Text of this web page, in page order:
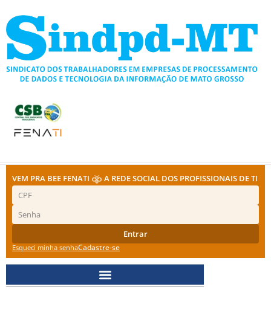
para
conteúdo
VEM PRA BEE FENATI A REDE SOCIAL DOS PROFISSIONAIS DE TI
Entrar
Esqueci minha senhaCadastre-se